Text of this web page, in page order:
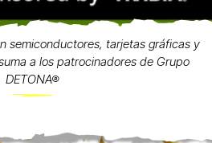
semiconductores, tarjetas gráficas y
a los patrocinadores de Grupo
DETONA®